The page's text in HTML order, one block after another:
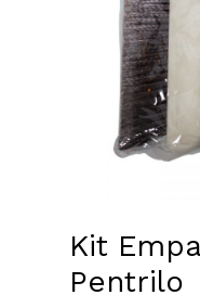
Kit
Pentrilo